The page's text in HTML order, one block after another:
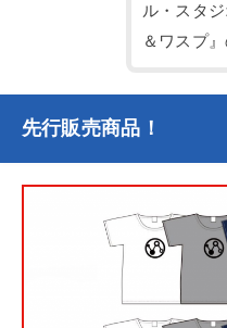
ル・スタ
＆ワスプ
先行販売商品！